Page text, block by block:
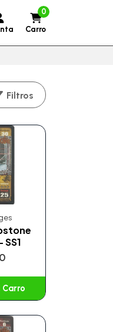
0
Carro
Filtros